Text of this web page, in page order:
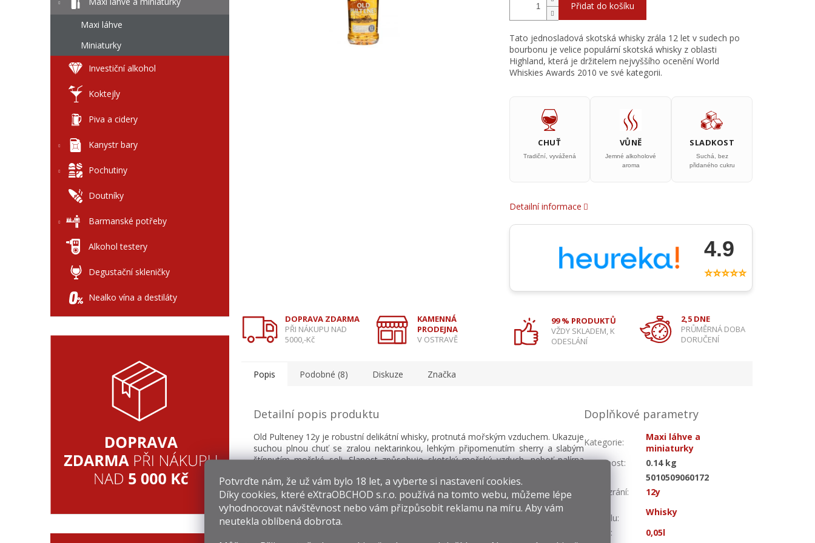
Potvrďte nám​​, že už vám bylo 18 let, a vyberte si nastavení cookies.
Díky cookies, které eXtraOBCHOD s.r.o. používá na tomto webu, můžeme lépe
vyhodnocovat návštěvnost nebo vám přizpůsobit reklamu na míru. Aby vám
neutekla oblíbená dobrota.
Maxi láhve
Miniaturky
Investiční alkohol
Koktejly
Piva a cidery
Kanystr bary
Pochutiny
Doutníky
Barmanské potřeby
Alkohol testery
Degustační skleničky
Nealko vína a destiláty
Přidat do košíku
Tato jednosladová skotská whisky zrála 12 let v sudech po
bourbonu je velice populární skotská whisky z oblasti
Highland, která je držitelem nejvyššího ocenění World
Whiskies Awards 2010 ve své kategorii.
CHUŤ
Tradiční, vyvážená
VŮNĚ
Jemné alkoholové
aroma
SLADKOST
Suchá, bez
přidaného cukru
Detailní informace
4.9
⭐⭐⭐⭐⭐
DOPRAVA ZDARMA
PŘI NÁKUPU NAD
5000,-Kč
KAMENNÁ
PRODEJNA
V OSTRAVĚ
99 % PRODUKTŮ
VŽDY SKLADEM, K
ODESLÁNÍ
2,5 DNE
PRŮMĚRNÁ DOBA
DORUČENÍ
Popis Podobné (8) Diskuze Značka
Detailní popis produktu
Old Pulteney 12y je robustní delikátní whisky, protnutá mořským vzduchem. Ukazuje
suchou plnou chuť se zralou nektarinkou, lehkým připomenutím sherry a slabým
štípnutím mořské soli. Slanost způsobuje skotský mořský vzduch, neboť palírna
nabízejí řadu překvapivých chutí a pocitů.
Doplňkové parametry
Kategorie:
Maxi láhve a
miniaturky
Hmotnost:
0.14 kg
5010509060172
Doba zrání:
12y
alkoholu:
Whisky
: 0,05l